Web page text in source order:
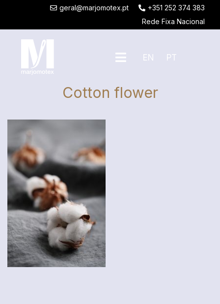
geral@marjomotex.pt
+351 252 374 383
Rede Fixa Nacional
EN PT
Cotton flower